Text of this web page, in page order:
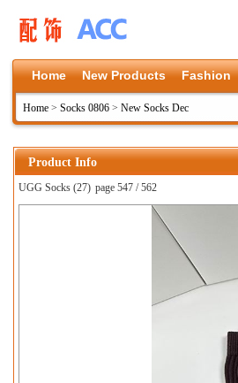
Home New Products Fashion
Home > Socks 0806 > New Socks Dec
Product Info
UGG Socks (27) page 547 / 562